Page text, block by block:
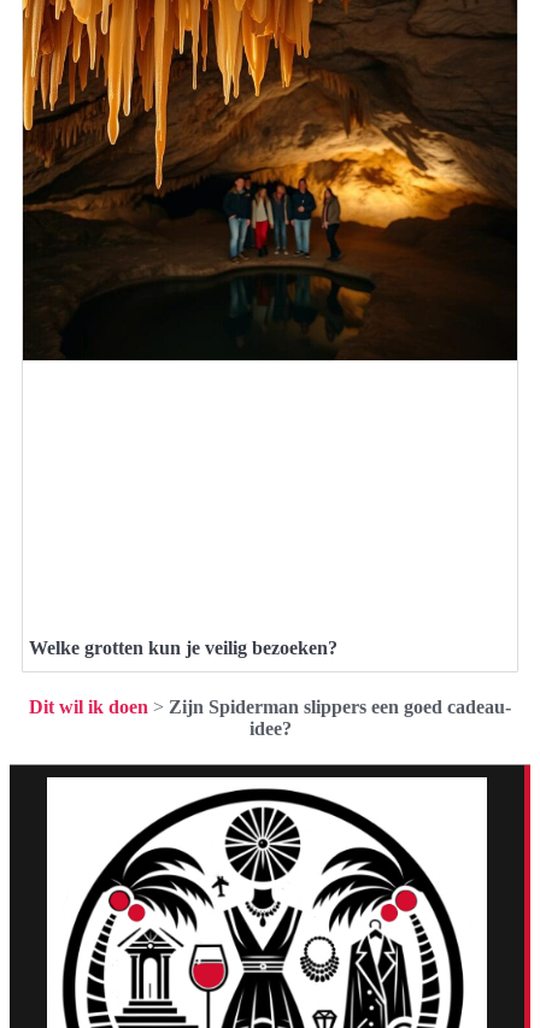
Welke grotten kun je veilig bezoeken?
Dit wil ik doen > Zijn Spiderman slippers een goed cadeau-
idee?